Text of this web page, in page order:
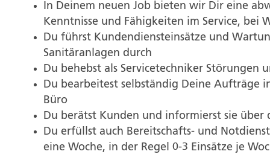
In Deinem neuen Job bieten wir Dir eine
Kenntnisse und Fähigkeiten im Service,
Du führst Kundendiensteinsätze und
Sanitäranlagen durch
Du behebst als Servicetechniker
Du bearbeitest selbständig Deine Aufträge
Büro
Du berätst Kunden und informierst sie
Du erfüllst auch Bereitschafts- und
eine Woche, in der Regel 0-3 Einsätze je